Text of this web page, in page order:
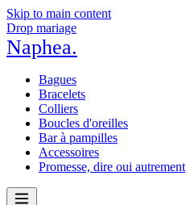
Skip to main content
Drop mariage
Naphea.
Bagues
Bracelets
Colliers
Boucles d'oreilles
Bar à pampilles
Accessoires
Promesse, dire oui autrement